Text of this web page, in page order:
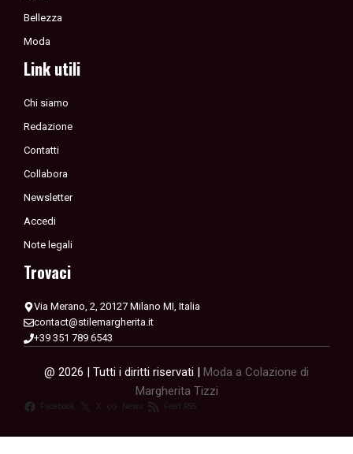
Bellezza
Moda
Link utili
Chi siamo
Redazione
Contatti
Collabora
Newsletter
Accedi
Note legali
Trovaci
Via Merano, 2, 20127 Milano MI, Italia
contact@stilemargherita.it
+39 351 789 6543
@ 2026 | Tutti i diritti riservati | Moda a Colazione di
Margherita Tizzi
Facebook X News Feed RSS